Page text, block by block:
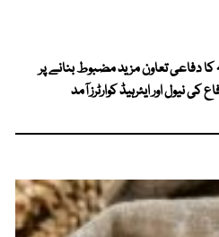
کا دفاعی تعاون مزید مضبوط بنانے پر
کی نیول اور ایئرہیڈ کوارٹرز آمد